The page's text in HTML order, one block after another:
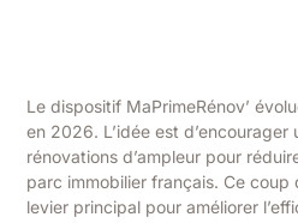
Le dispositif MaPrimeRénov’
en 2026. L’idée est
rénovations d’ampleur pour
parc immobilier français. Ce
levier principal pour améliorer